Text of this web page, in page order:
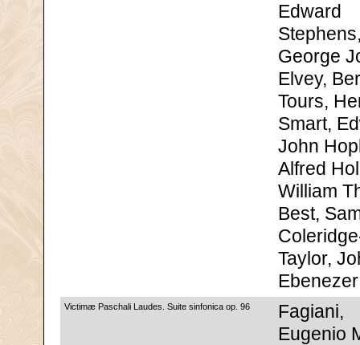
Edward
George
Elvey,
Tours,
Smart,
John
Alfred
William
Best,
Taylor,
Victimæ Paschali Laudes. Suite sinfonica op. 96
Fagiani,
Eugenio